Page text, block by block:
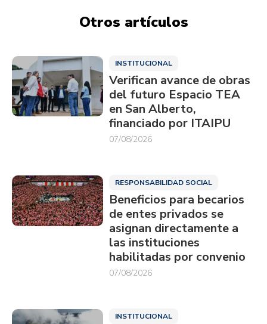
Otros artículos
INSTITUCIONAL
Verifican avance de obras
del futuro Espacio TEA
en San Alberto,
financiado por ITAIPU
07/08/2026
RESPONSABILIDAD SOCIAL
Beneficios para becarios
de entes privados se
asignan directamente a
las instituciones
habilitadas por convenio
07/08/2026
INSTITUCIONAL